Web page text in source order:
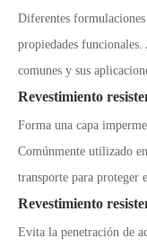
Diferentes
propiedades
comunes y sus
Revestimiento
Forma una capa
Comúnmente utilizado
transporte para proteger
Revestimiento
Evita la penetración de